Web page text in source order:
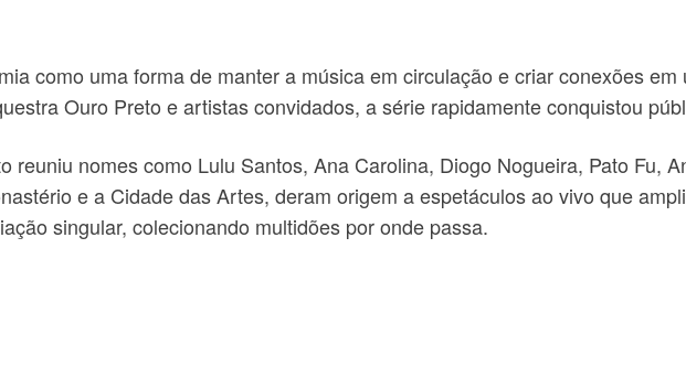
como uma forma de manter a música em circulação e criar conexões
Ouro Preto e artistas convidados, a série rapidamente conquistou
reuniu nomes como Lulu Santos, Ana Carolina, Diogo Nogueira, Pato Fu,
e a Cidade das Artes, deram origem a espetáculos ao vivo que
singular, colecionando multidões por onde passa.